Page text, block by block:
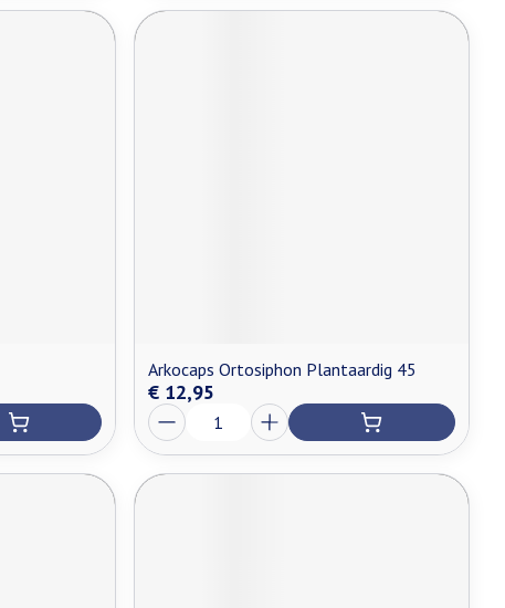
Arkocaps Ortosiphon Plantaardig 45
€ 12,95
Aantal